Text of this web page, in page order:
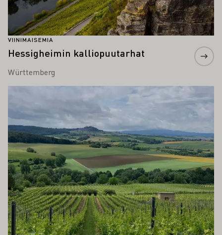
VIINIMAISEMIA
Hessigheimin kalliopuutarhat
Württemberg